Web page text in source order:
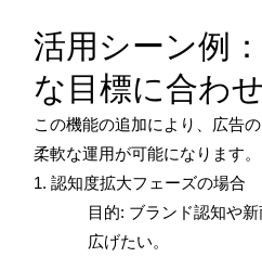
活用シーン例
な目標に合わ
この機能の追加により、広告
柔軟な運用が可能になります。
1. 認知度拡大フェーズの場合
目的: ブランド認知や
広げたい。